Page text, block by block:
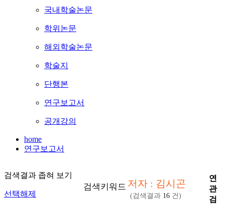
국내학술논문
학위논문
해외학술논문
학술지
단행본
연구보고서
공개강의
home
연구보고서
검색결과 좁혀 보기
선택해제
검색키워드 저자 : 김시곤
(검색결과 16 건)
연
관
검